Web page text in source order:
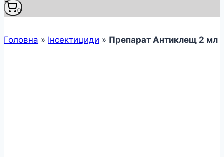
0
Головна » Інсектициди » Препарат Антиклещ 2 мл